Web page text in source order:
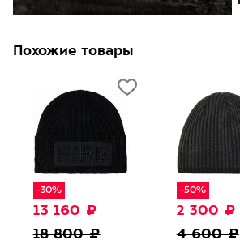
Похожие товары
-30%
13 160 ₽
18 800 ₽
-50%
2 300 ₽
4 600 ₽